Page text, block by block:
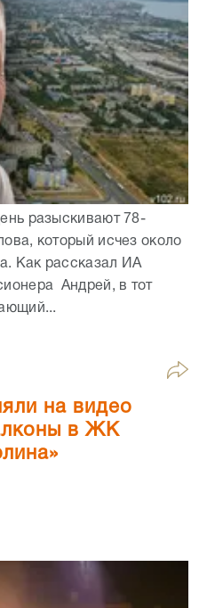
разыскивают 78-
который исчез около
Как рассказал ИА
Андрей, в тот
на видео
в ЖК